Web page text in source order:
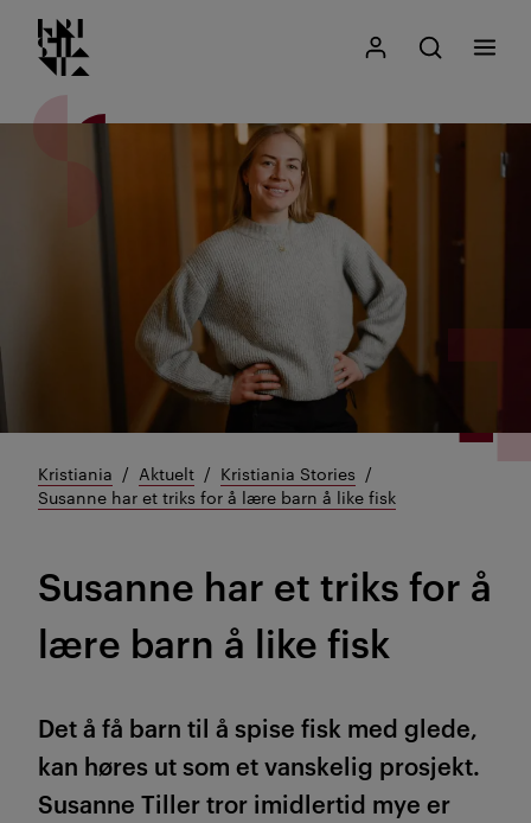
Gå
til
innhold
Kristiania logo
Mitt Kristiania
Åpne søk
Søk
Meny
Kristiania Aktuelt
Kristiania Stories
Susanne har et triks for å lære barn å like fisk
Susanne har et triks for å
lære barn å like fisk
Det å få barn til å spise fisk med glede,
kan høres ut som et vanskelig prosjekt.
Susanne Tiller tror imidlertid mye er